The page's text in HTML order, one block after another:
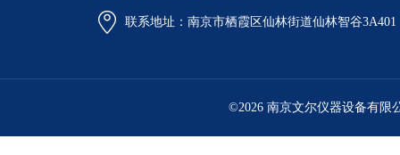
联系地址：南京市栖霞区仙林街道仙林智谷3A401
©2026 南京文尔仪器设备有限